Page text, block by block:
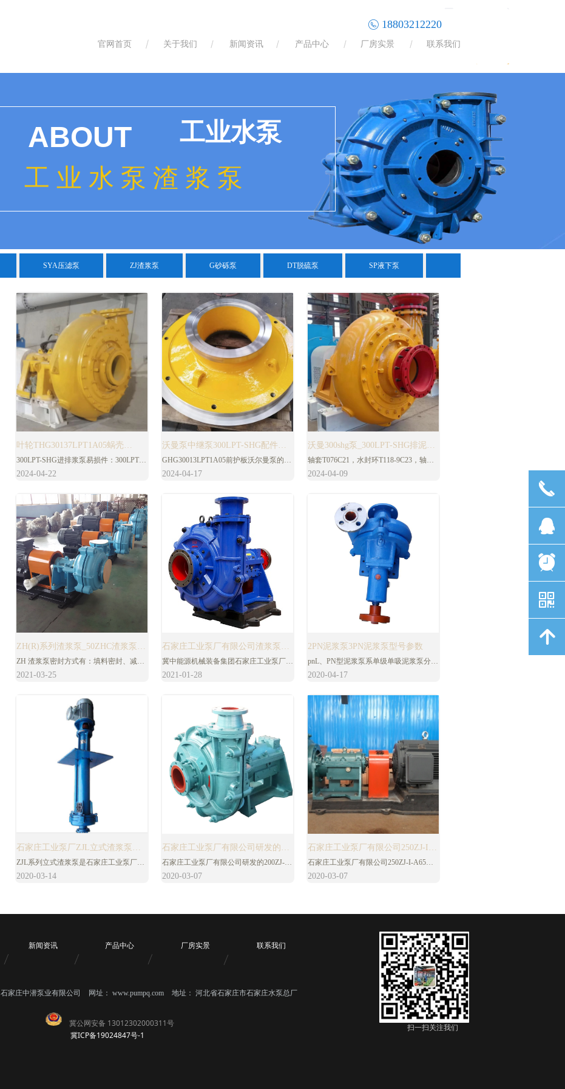
18803212220
官网首页 关于我们 新闻资讯 产品中心 厂房实景 联系我们
ABOUT
工业水泵
工 业 水 泵 渣 浆 泵
SYA压滤泵 ZJ渣浆泵 G砂砾泵 DT脱硫泵 SP液下泵
叶轮THG30137LPT1A05蜗壳
GHG30131A05前护板
GHG30041A05
300LPT-SHG进排浆泵易损件：300LPT-
SHG叶轮THG30137LPT1A05，300LPT-
前护板GHG30013LPT1A05，300LPT-
SHG后护板GHG30041A05。
2024-04-22
沃曼泵中继泵300LPT-SHG配件
GHG30013LPT1A05前护板
GHG30013LPT1A05前护板沃尔曼泵的配
件都有唯一的零件代码，前护板的代码是
2024-04-17
沃曼300shg泵_300LPT-SHG排泥泵
_P1.1_P2.1
轴套T076C21，水封环T118-9C23，轴套0
型圈T109S10，蜗壳 GHG30131A05，前
THG30137LPT1，蜗壳密封T50124S01，
盘根T111Q21。轴承(驱动端)T009D，轴
承T009,出口密封GHG30372S01,吸口密封
GSM40372S01。
2024-04-09
ZH(R)系列渣浆泵_50ZHC渣浆泵配
件_杂质泵厂家
ZH 渣浆泵密封方式有：填料密封、减压
盖副叶轮密封、机械密封。ZH渣浆泵传
离心渣浆泵。该型泵具有较厚的承磨件并
配用重型托架，故适于输送强磨蚀、高浓
度渣浆或低浓度高扬程渣浆。
2021-03-25
石家庄工业泵厂有限公司渣浆泵水
泵型号大全
冀中能源机械装备集团石家庄工业泵厂有
限公司（原石家庄工业泵厂）渣浆泵水泵
料泵。公司先后开发了渣浆泵、脱硫泵、
化工泵、多级煤泥泵、耐磨双吸泵、船用
泵等系列产品。其中，公司拳头产品ZJ系
列渣浆泵先后被评为国家级新产品、机械
工业第十六批、第十七批节能产品。
2021-01-28
2PN泥浆泵3PN泥浆泵型号参数
pnL、PN型泥浆泵系单级单吸泥浆泵分立
式和卧式，适用于输送含固体颗粒的液体
砂液体，也可用于建材、造纸、纺织、食
品、饲料等部门抽送各种浆料，zui大浓
度50%-60%（重量计）。PNL、PN型泥
浆泵，过流零件均使用耐磨合金材料制
造，寿命长，敞开式叶轮用螺纹轴连接，
叶轮与护板之间的间隙可以调整，以保持
工作。pnL、PN型泥浆泵有：1pn、2pn、
3pn、4pn、6pn、2pnl、3pnl七种。
2020-04-17
石家庄工业泵厂ZJL立式渣浆泵型
号参数大全
ZJL系列立式渣浆泵是石家庄工业泵厂有
限公司研发的，ZJL渣浆泵为立式、轴向
适用于电力、冶金、煤炭、建材等行业浆
体输送。其型号有250ZJL、150ZJL、
m3/h，扬程3m～82m工况条件下运行，共
2020-03-14
石家庄工业泵厂有限公司研发的
200ZJ-I-A70渣浆泵
石家庄工业泵厂有限公司研发的200ZJ-I-
A70渣浆泵的泵壳为双层壳体结构。外层
2020-03-07
石家庄工业泵厂有限公司250ZJ-I-
A65渣浆泵
石家庄工业泵厂有限公司250ZJ-I-A65渣
浆泵的泵壳为双层壳体结构。外层为金属
2020-03-07
扫一扫关注我们
新闻资讯 产品中心 厂房实景 联系我们
石家庄中潜泵业有限公司 网址： www.pumpq.com 地址： 河北省石家庄市石家庄水泵总厂
冀公网安备 13012302000311号
冀ICP备19024847号-1
끅
뀩
뀥
낃
녕